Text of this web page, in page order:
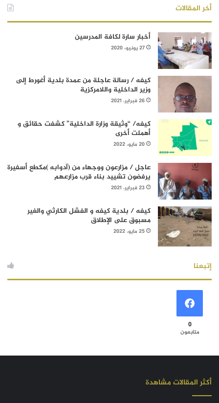
أخر المقالات
أخبار سارة لكافة المدرسين
27 يونيو، 2020
كيفه / رسالة عاجلة من عمدة بلدية أغورط إلى
وزير الداخلية واللامركزية
26 فبراير، 2021
كيفه/ “وثيقة وزارة الداخلية” كشفت حقائق و
أهملت أخرى
20 مايو، 2022
عاجل / مزارعون ووجهاء من (آدوابه )مكطع أسفيرة
يرفضون تشييد بناء قرب مزارعهم
23 فبراير، 2021
كيفه / بلدية كيفه و الفشل الكارثي والغير
مسبوق على الإطلاق
25 مايو، 2022
إتبعنا
0
متابعون
أكثر المقالات مشاهدة